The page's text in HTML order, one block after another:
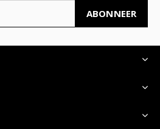
ABONNEER